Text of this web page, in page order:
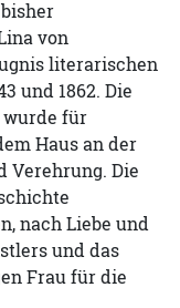
von
literarischen
und 1862. Die
wurde für
Haus an der
Verehrung. Die
nach Liebe und
und das
Frau für die